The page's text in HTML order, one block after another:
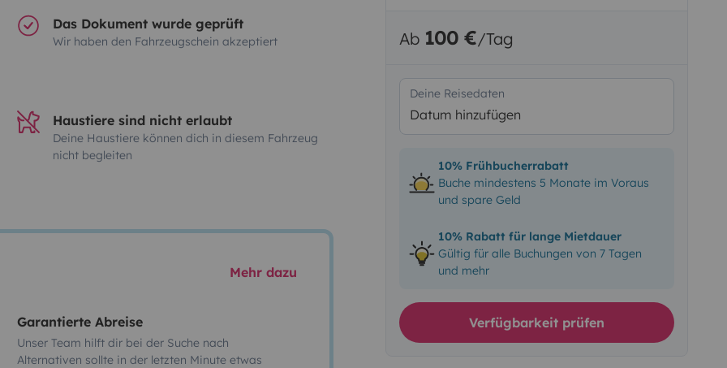
Das Dokument wurde geprüft
Wir haben den Fahrzeugschein akzeptiert
Haustiere sind nicht erlaubt
Deine Haustiere können dich in diesem Fahrzeug
nicht begleiten
Mehr dazu
Garantierte Abreise
Unser Team hilft dir bei der Suche nach
Alternativen sollte in der letzten Minute etwas
Ab 100 €/Tag
Deine Reisedaten
Datum hinzufügen
10% Frühbucherrabatt
Buche mindestens 5 Monate im Voraus
und spare Geld
10% Rabatt für lange Mietdauer
Gültig für alle Buchungen von 7 Tagen
und mehr
Verfügbarkeit prüfen